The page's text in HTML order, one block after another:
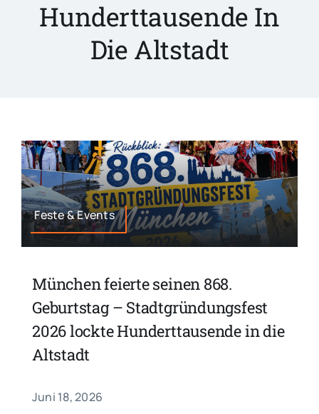
Hunderttausende In
Die Altstadt
Feste & Events
München feierte seinen 868.
Geburtstag – Stadtgründungsfest
2026 lockte Hunderttausende in die
Altstadt
Juni 18, 2026